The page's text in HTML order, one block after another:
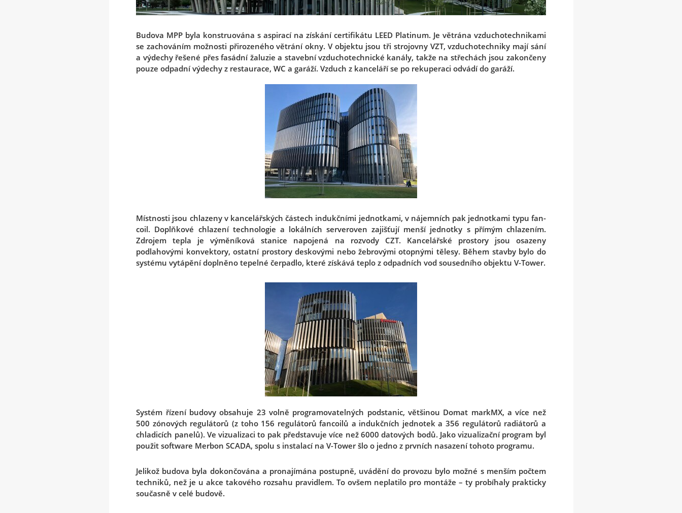
Budova MPP byla konstruována s aspirací na získání certifikátu LEED Platinum. Je větrána vzduchotechnikami
se zachováním možnosti přirozeného větrání okny. V objektu jsou tři strojovny VZT, vzduchotechniky mají sání
a výdechy řešené přes fasádní žaluzie a stavební vzduchotechnické kanály, takže na střechách jsou zakončeny
pouze odpadní výdechy z restaurace, WC a garáží. Vzduch z kanceláří se po rekuperaci odvádí do garáží.
Místnosti jsou chlazeny v kancelářských částech indukčními jednotkami, v nájemních pak jednotkami typu fan-
coil. Doplňkové chlazení technologie a lokálních serveroven zajišťují menší jednotky s přímým chlazením.
Zdrojem tepla je výměníková stanice napojená na rozvody CZT. Kancelářské prostory jsou osazeny
podlahovými konvektory, ostatní prostory deskovými nebo žebrovými otopnými tělesy. Během stavby bylo do
systému vytápění doplněno tepelné čerpadlo, které získává teplo z odpadních vod sousedního objektu V-Tower.
Systém řízení budovy obsahuje 23 volně programovatelných podstanic, většinou Domat markMX, a více než
500 zónových regulátorů (z toho 156 regulátorů fancoilů a indukčních jednotek a 356 regulátorů radiátorů a
chladicích panelů). Ve vizualizaci to pak představuje více než 6000 datových bodů. Jako vizualizační program byl
použit software Merbon SCADA, spolu s instalací na V-Tower šlo o jedno z prvních nasazení tohoto programu.
Jelikož budova byla dokončována a pronajímána postupně, uvádění do provozu bylo možné s menším počtem
techniků, než je u akce takového rozsahu pravidlem. To ovšem neplatilo pro montáže – ty probíhaly prakticky
současně v celé budově.